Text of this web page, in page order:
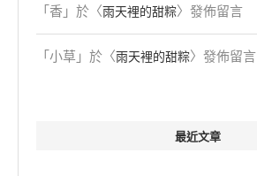
「香 」於〈雨天裡的甜粽〉發佈留言
「小草 」於〈雨天裡的甜粽〉發佈留言
最近文章